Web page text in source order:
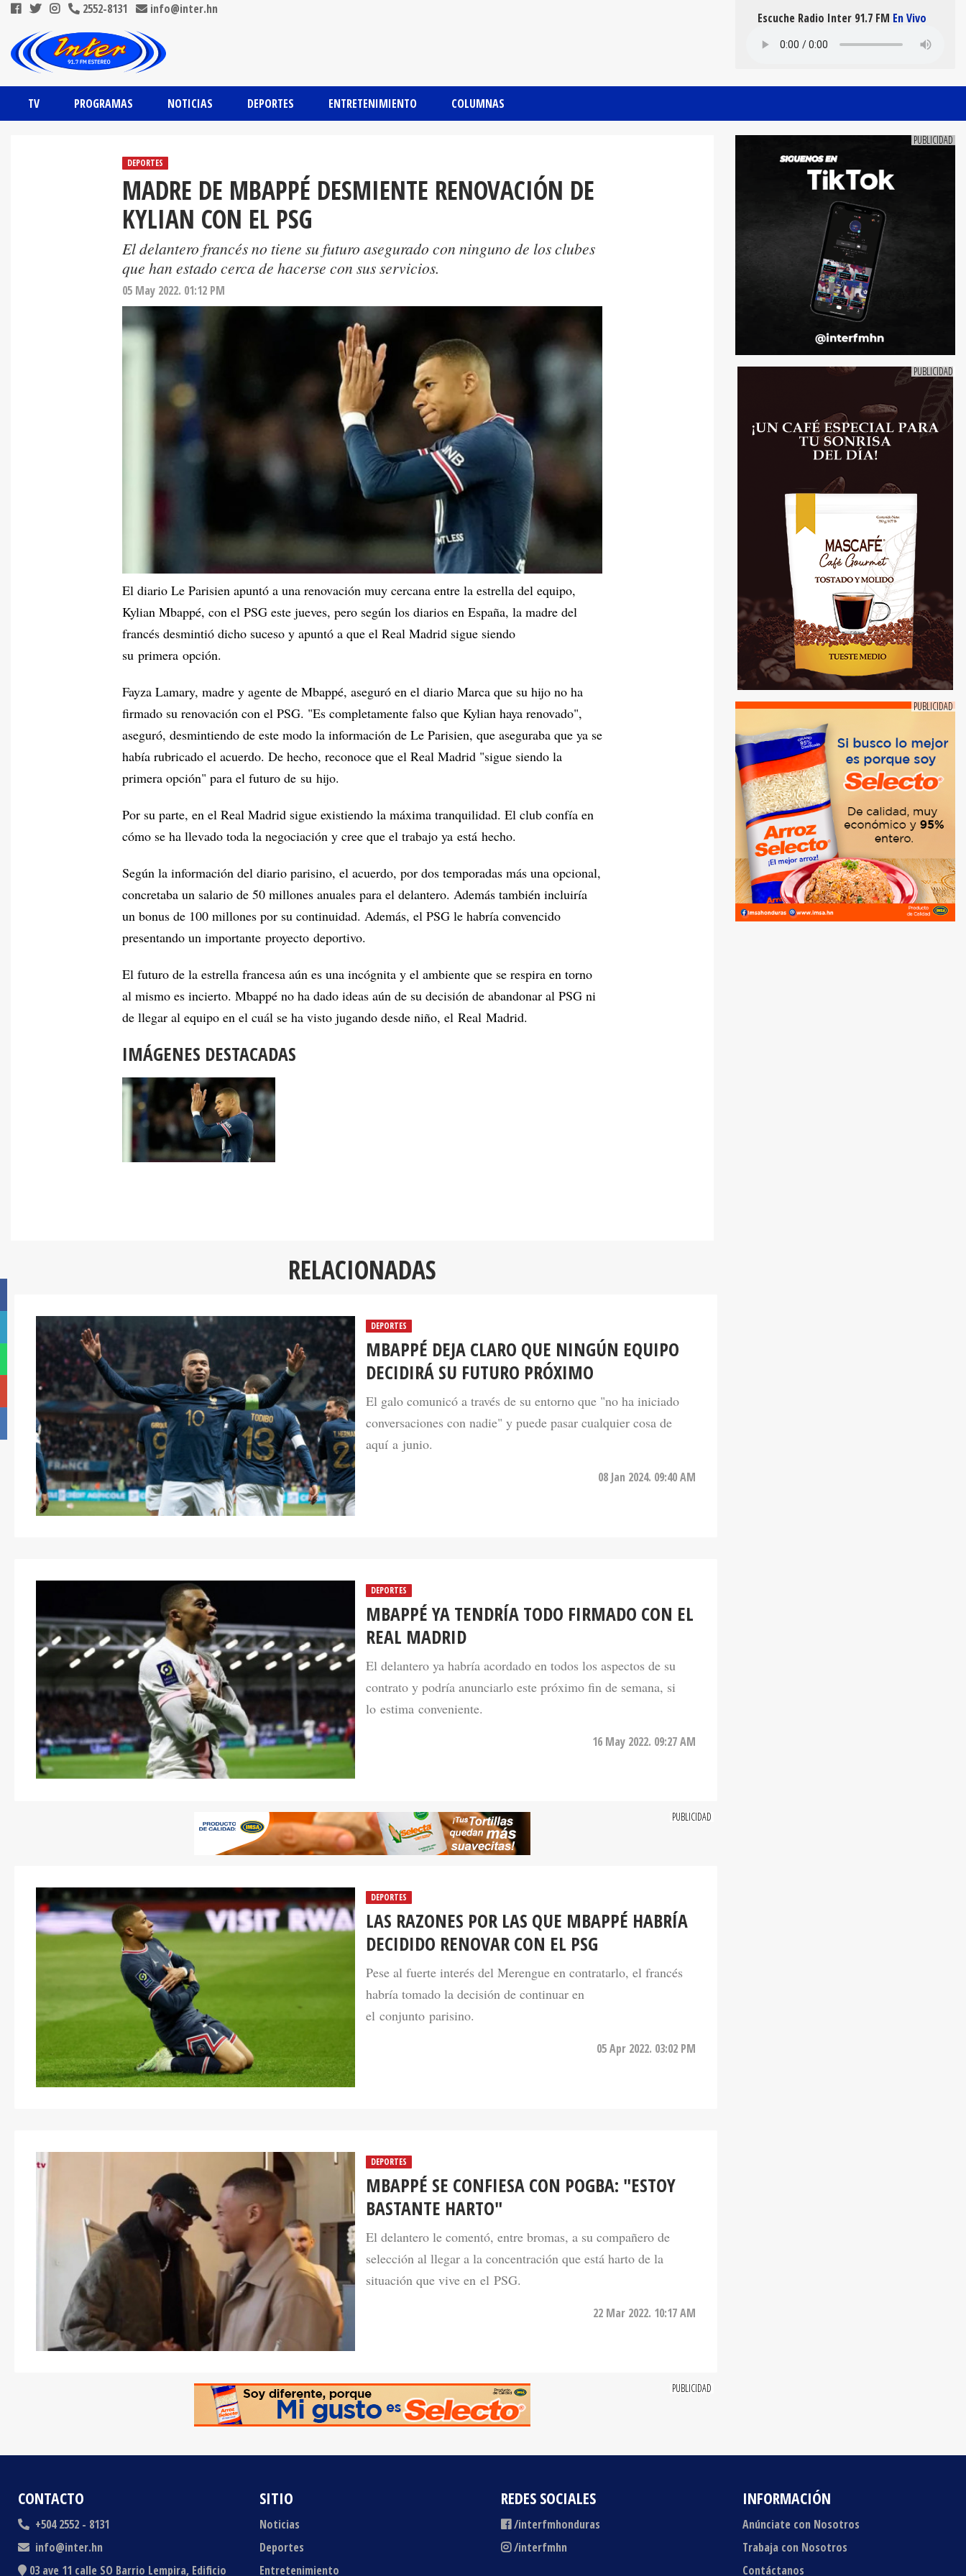
2552-8131 info@inter.hn
TV PROGRAMAS NOTICIAS DEPORTES ENTRETENIMIENTO COLUMNAS
Escuche Radio Inter 91.7 FM En Vivo
DEPORTES
MADRE DE MBAPPÉ DESMIENTE RENOVACIÓN DE
KYLIAN CON EL PSG
El delantero francés no tiene su futuro asegurado con ninguno de los clubes
que han estado cerca de hacerse con sus servicios.
05 May 2022. 01:12 PM
El diario Le Parisien apuntó a una renovación muy cercana entre la estrella del equipo,
Kylian Mbappé, con el PSG este jueves, pero según los diarios en España, la madre del
francés desmintió dicho suceso y apuntó a que el Real Madrid sigue siendo
su primera opción.
Fayza Lamary, madre y agente de Mbappé, aseguró en el diario Marca que su hijo no ha
firmado su renovación con el PSG. "Es completamente falso que Kylian haya renovado",
aseguró, desmintiendo de este modo la información de Le Parisien, que aseguraba que ya se
había rubricado el acuerdo. De hecho, reconoce que el Real Madrid "sigue siendo la
primera opción" para el futuro de su hijo.
Por su parte, en el Real Madrid sigue existiendo la máxima tranquilidad. El club confía en
cómo se ha llevado toda la negociación y cree que el trabajo ya está hecho.
Según la información del diario parisino, el acuerdo, por dos temporadas más una opcional,
concretaba un salario de 50 millones anuales para el delantero. Además también incluiría
un bonus de 100 millones por su continuidad. Además, el PSG le habría convencido
presentando un importante proyecto deportivo.
El futuro de la estrella francesa aún es una incógnita y el ambiente que se respira en torno
al mismo es incierto. Mbappé no ha dado ideas aún de su decisión de abandonar al PSG ni
de llegar al equipo en el cuál se ha visto jugando desde niño, el Real Madrid.
IMÁGENES DESTACADAS
RELACIONADAS
DEPORTES
MBAPPÉ DEJA CLARO QUE NINGÚN EQUIPO
DECIDIRÁ SU FUTURO PRÓXIMO
El galo comunicó a través de su entorno que "no ha iniciado
conversaciones con nadie" y puede pasar cualquier cosa de
aquí a junio.
08 Jan 2024. 09:40 AM
DEPORTES
MBAPPÉ YA TENDRÍA TODO FIRMADO CON EL
REAL MADRID
El delantero ya habría acordado en todos los aspectos de su
contrato y podría anunciarlo este próximo fin de semana, si
lo estima conveniente.
16 May 2022. 09:27 AM
LAS RAZONES POR LAS QUE MBAPPÉ HABRÍA
DECIDIDO RENOVAR CON EL PSG
Pese al fuerte interés del Merengue en contratarlo, el francés
habría tomado la decisión de continuar en
el conjunto parisino.
MBAPPÉ SE CONFIESA CON POGBA: "ESTOY
BASTANTE HARTO"
El delantero le comentó, entre bromas, a su compañero de
selección al llegar a la concentración que está harto de la
situación que vive en el PSG.
CONTACTO
+504 2552 - 8131
info@inter.hn
03 ave 11 calle SO Barrio Lempira, Edificio
SITIO
Noticias
Deportes
Entretenimiento
REDES SOCIALES
/interfmhonduras
/interfmhn
INFORMACIÓN
Anúnciate con Nosotros
Trabaja con Nosotros
Contáctanos